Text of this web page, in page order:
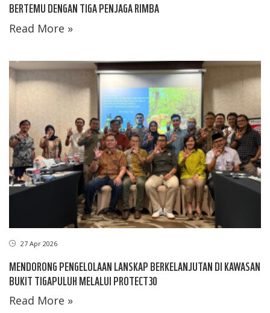
BERTEMU DENGAN TIGA PENJAGA RIMBA
Read More »
27 Apr 2026
MENDORONG PENGELOLAAN LANSKAP BERKELANJUTAN DI KAWASAN
BUKIT TIGAPULUH MELALUI PROTECT30
Read More »